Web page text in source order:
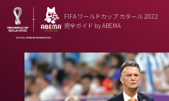
FIFA ワールドカップ カタール 2022
完全ガイド by ABEMA
ニュース
News